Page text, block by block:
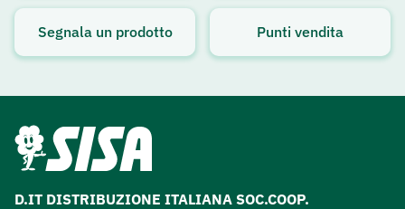
Segnala un prodotto Punti vendita
D.IT DISTRIBUZIONE ITALIANA SOC.COOP.